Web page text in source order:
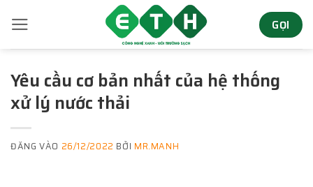
qua
nội
dung
GỌI
Yêu cầu cơ bản nhất của hệ thống
xử lý nước thải
ĐĂNG VÀO 26/12/2022 BỞI MR.MANH